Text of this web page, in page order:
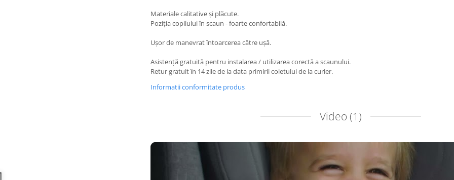
Materiale calitative și plăcute.
Poziția copilului în scaun - foarte confortabilă.
Ușor de manevrat întoarcerea către ușă.
Asistență gratuită pentru instalarea / utilizarea corectă a scaunului.
Retur gratuit în 14 zile de la data primirii coletului de la curier.
Informatii conformitate produs
Video (1)